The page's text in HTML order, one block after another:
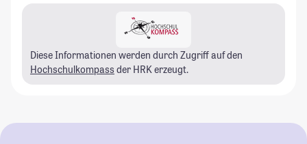
Diese Informationen werden durch Zugriff auf den
Hochschulkompass der HRK erzeugt.